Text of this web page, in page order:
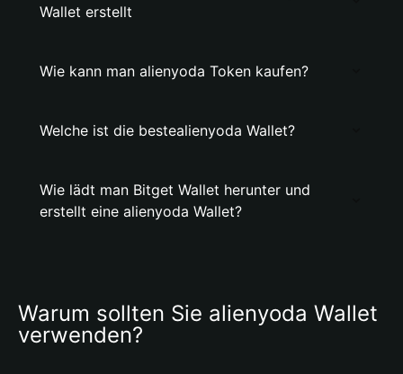
Wallet erstellt
Wie kann man alienyoda Token kaufen?
Welche ist die bestealienyoda Wallet?
Wie lädt man Bitget Wallet herunter und
erstellt eine alienyoda Wallet?
Warum sollten Sie alienyoda Wallet
verwenden?